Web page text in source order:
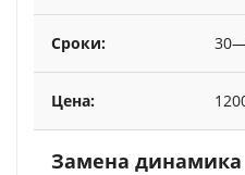
Замена динамика